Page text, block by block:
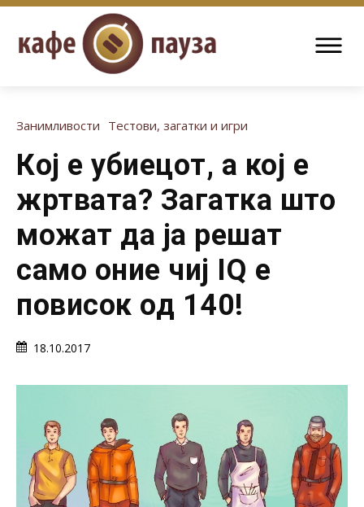
Занимливости Тестови, загатки и игри
Кој е убиецот, а кој е
жртвата? Загатка што
можат да ја решат
само оние чиј IQ е
повисок од 140!
18.10.2017